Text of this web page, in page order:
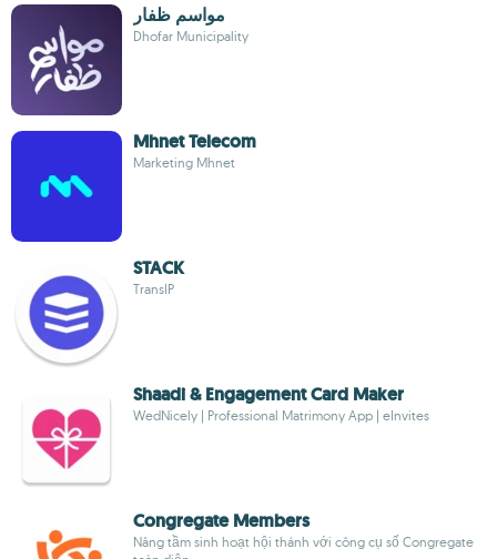
مواسم ظفار
Dhofar Municipality
Mhnet Telecom
Marketing Mhnet
STACK
TransIP
Shaadi & Engagement Card Maker
WedNicely | Professional Matrimony App | eInvites
Congregate Members
Nâng tầm sinh hoạt hội thánh với công cụ số Congregate